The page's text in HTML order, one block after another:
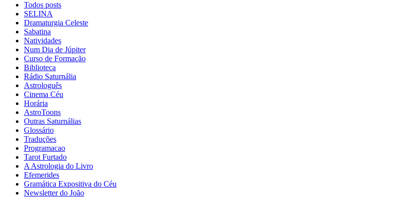
Todos posts
SELINA
Dramaturgia Celeste
Sabatina
Natividades
Num Dia de Júpiter
Curso de Formação
Biblioteca
Rádio Saturnália
Astrologuês
Cinema Céu
Horária
AstroToons
Outras Saturnálias
Glossário
Traduções
Programacao
Tarot Furtado
A Astrologia do Livro
Efemerides
Gramática Expositiva do Céu
Newsletter do João